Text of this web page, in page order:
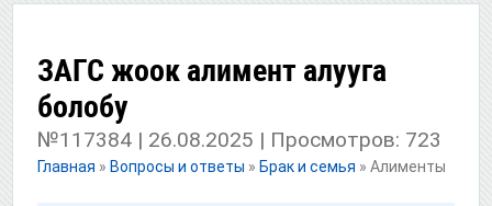
ЗАГС жоок алимент алууга
болобу
№117384 | 26.08.2025 | Просмотров: 723
Главная » Вопросы и ответы » Брак и семья » Алименты